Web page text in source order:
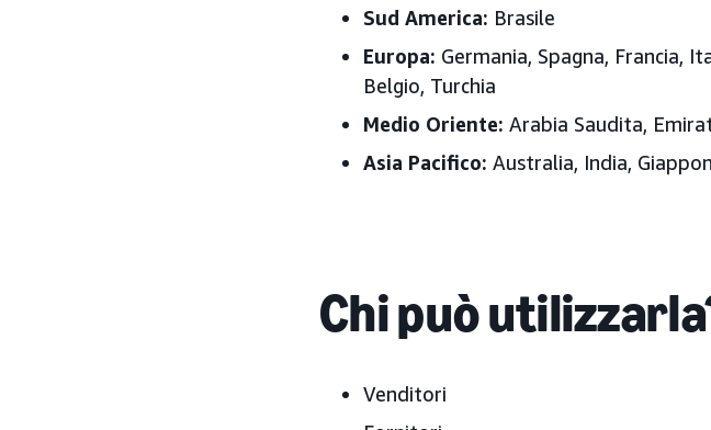
Sud America: Brasile
Europa: Germania, Spagna, Francia,
Belgio, Turchia
Medio Oriente: Arabia Saudita,
Asia Pacifico: Australia, India,
Chi può
Venditori